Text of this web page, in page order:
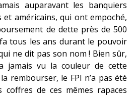
auparavant les banquiers
et américains, qui ont empoché,
de dette près de 500
tous les ans durant le pouvoir
ne dit pas son nom ! Bien sûr,
jamais vu la couleur de cette
rembourser, le FPI n’a pas été
coffres de ces mêmes rapaces